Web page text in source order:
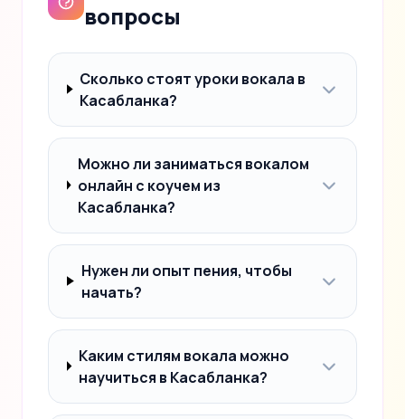
вопросы
Сколько стоят уроки вокала в
Касабланка?
Можно ли заниматься вокалом
онлайн с коучем из
Касабланка?
Нужен ли опыт пения, чтобы
начать?
Каким стилям вокала можно
научиться в Касабланка?